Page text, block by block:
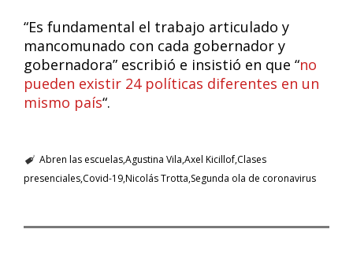
“Es fundamental el trabajo articulado y
mancomunado con cada gobernador y
gobernadora” escribió e insistió en que “no
pueden existir 24 políticas diferentes en un
mismo país“.
Abren las escuelasAgustina Vila Axel KicillofClases
presenciales Covid-19Nicolás Trotta Segunda ola de coronavirus